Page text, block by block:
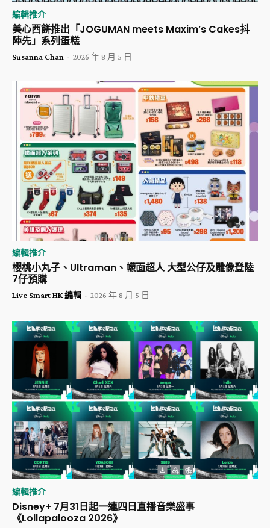
編輯推介
美心西餅推出「JOGUMAN meets Maxim’s Cakes抖
陣先」系列蛋糕
Susanna Chan - 2026 年 8 月 5 日
編輯推介
櫻桃小丸子、Ultraman、幪面超人 大型公仔及雕像登陸
7仔預購
Live Smart HK 編輯 - 2026 年 8 月 5 日
編輯推介
Disney+ 7月31日起一連四日直播音樂盛事
《Lollapalooza 2026》